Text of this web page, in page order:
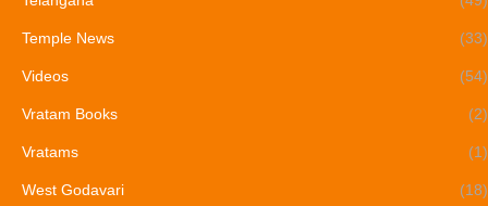
Temple News (33)
Videos (54)
Vratam Books (2)
Vratams (1)
West Godavari (18)